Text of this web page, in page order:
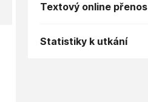
Textový online přenos
Statistiky k utkání